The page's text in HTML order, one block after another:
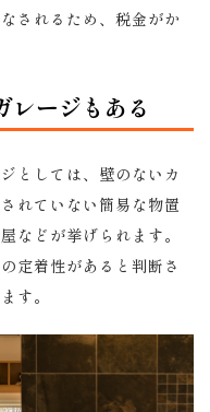
されるため、税金がか
レージもある
としては、壁のないカ
れていない簡易な物置
などが挙げられます。
定着性があると判断さ
す。